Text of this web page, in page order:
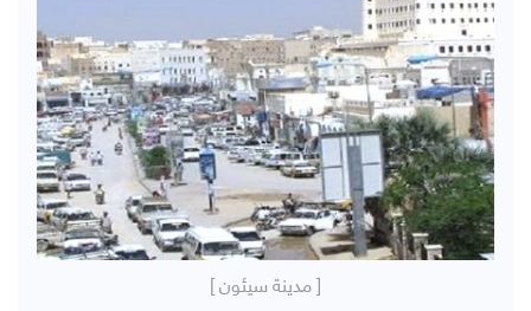
[ مدينة سيئون ]